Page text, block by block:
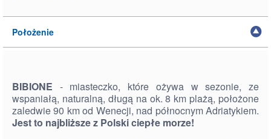
Położenie
BIBIONE - miasteczko, które ożywa w sezonie, ze
wspaniałą, naturalną, długą na ok. 8 km plażą, położone
zaledwie 90 km od Wenecji, nad północnym Adriatykiem.
Jest to najbliższe z Polski ciepłe morze!